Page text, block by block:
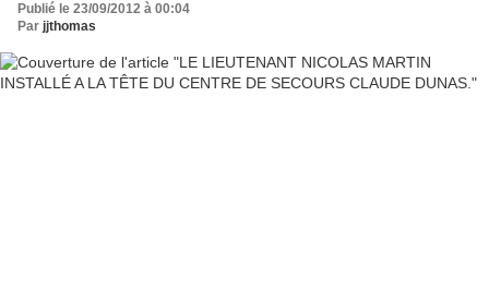
Publié le 23/09/2012 à 00:04
Par jjthomas